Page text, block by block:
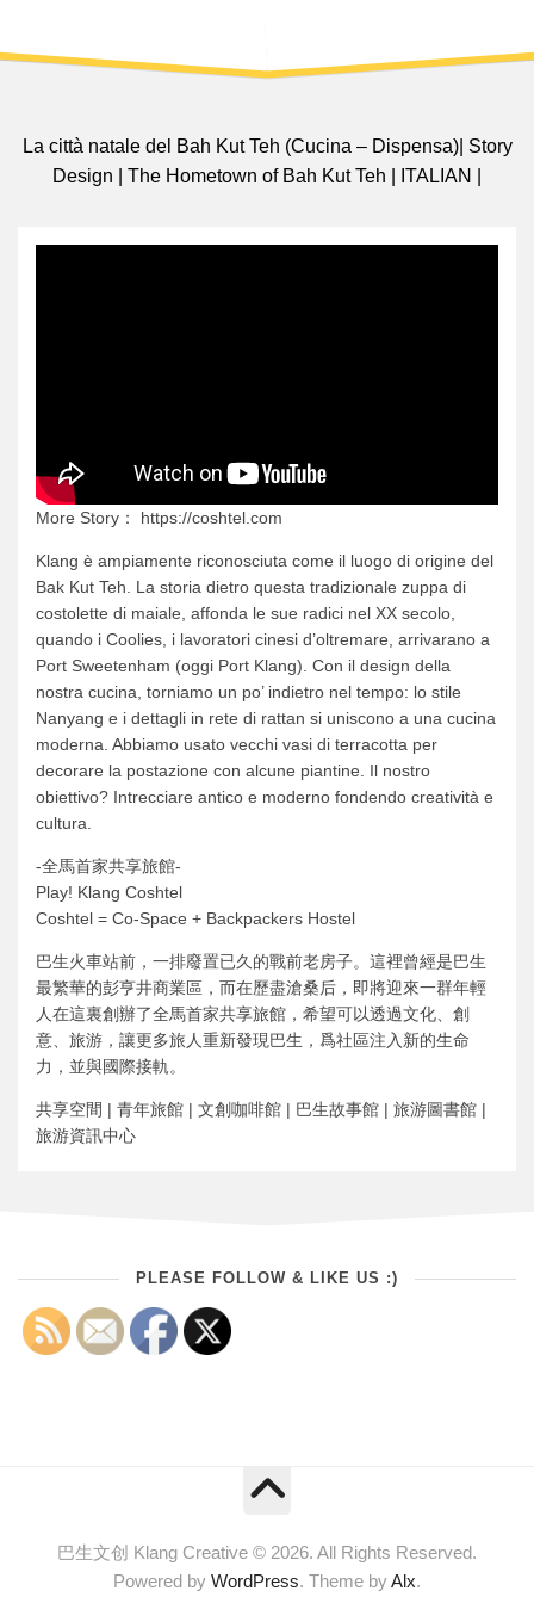
La città natale del Bah Kut Teh (Cucina – Dispensa)| Story
Design | The Hometown of Bah Kut Teh | ITALIAN |
More Story： https://coshtel.com
Klang è ampiamente riconosciuta come il luogo di origine del
Bak Kut Teh. La storia dietro questa tradizionale zuppa di
costolette di maiale, affonda le sue radici nel XX secolo,
quando i Coolies, i lavoratori cinesi d’oltremare, arrivarano a
Port Sweetenham (oggi Port Klang). Con il design della
nostra cucina, torniamo un po’ indietro nel tempo: lo stile
Nanyang e i dettagli in rete di rattan si uniscono a una cucina
moderna. Abbiamo usato vecchi vasi di terracotta per
decorare la postazione con alcune piantine. Il nostro
obiettivo? Intrecciare antico e moderno fondendo creatività e
cultura.
-全馬首家共享旅館-
Play! Klang Coshtel
Coshtel = Co-Space + Backpackers Hostel
巴生火車站前，一排廢置已久的戰前老房子。這裡曾經是巴生
最繁華的彭亨井商業區，而在歷盡滄桑后，即將迎來一群年輕
人在這裏創辦了全馬首家共享旅館，希望可以透過文化、創
意、旅游，讓更多旅人重新發現巴生，爲社區注入新的生命
力，並與國際接軌。
共享空間 | 青年旅館 | 文創咖啡館 | 巴生故事館 | 旅游圖書館 |
旅游資訊中心
PLEASE FOLLOW & LIKE US :)
巴生文创 Klang Creative © 2026. All Rights Reserved.
Powered by WordPress. Theme byAlx.